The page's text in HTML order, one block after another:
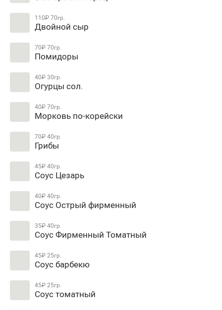
110₽70гр.
Двойной сыр
70₽70гр.
Помидоры
40₽30гр.
Огурцы сол.
40₽70гр.
Морковь по-корейски
70₽40гр.
Грибы
45₽40гр.
Соус Цезарь
40₽40гр.
Соус Острый фирменный
35₽40гр.
Соус Фирменный Томатный
45₽25гр.
Соус барбекю
45₽25гр.
Соус томатный